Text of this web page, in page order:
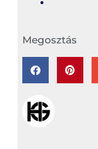
Megosztás